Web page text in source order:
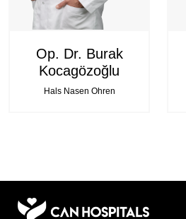
Op. Dr. Burak
Kocagözoğlu
Hals Nasen Ohren